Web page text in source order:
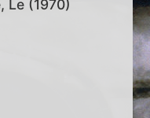
Le (1970)